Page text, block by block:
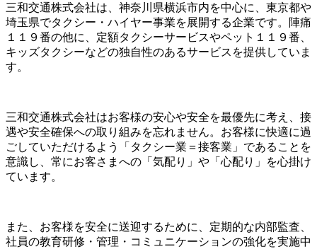
三和交通株式会社は、神奈川県横浜市内を中心に、東京都や
埼玉県でタクシー・ハイヤー事業を展開する企業です。陣痛
１１９番の他に、定額タクシーサービスやペット１１９番、
キッズタクシーなどの独自性のあるサービスを提供していま
す。
三和交通株式会社はお客様の安心や安全を最優先に考え、接
遇や安全確保への取り組みを忘れません。お客様に快適に過
ごしていただけるよう「タクシー業＝接客業」であることを
意識し、常にお客さまへの「気配り」や「心配り」を心掛け
ています。
また、お客様を安全に送迎するために、定期的な内部監査、
社員の教育研修・管理・コミュニケーションの強化を実施中